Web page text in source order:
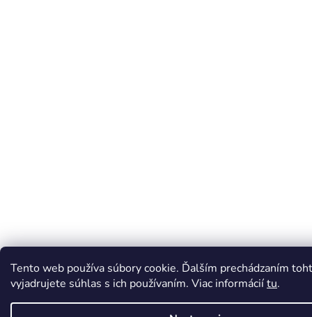
Tento web používa súbory cookie. Ďalším prechádzaním
vyjadrujete súhlas s ich používaním. Viac informáciítu.